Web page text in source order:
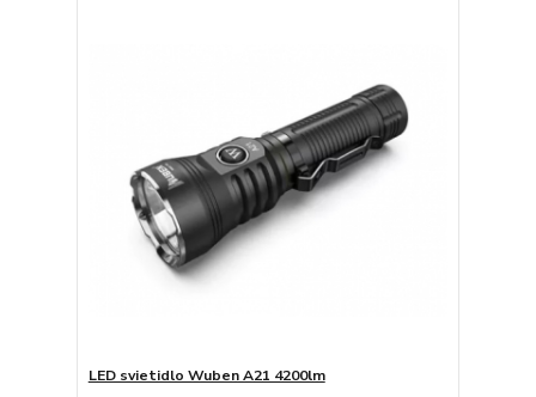
LED svietidlo Wuben A21 4200lm